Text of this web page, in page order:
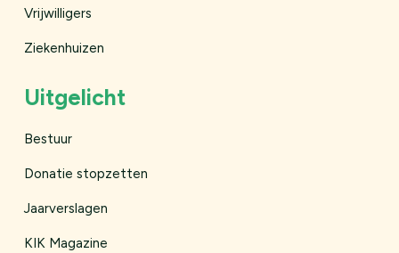
Vrijwilligers
Ziekenhuizen
Uitgelicht
Bestuur
Donatie stopzetten
Jaar­verslagen
KIK Magazine